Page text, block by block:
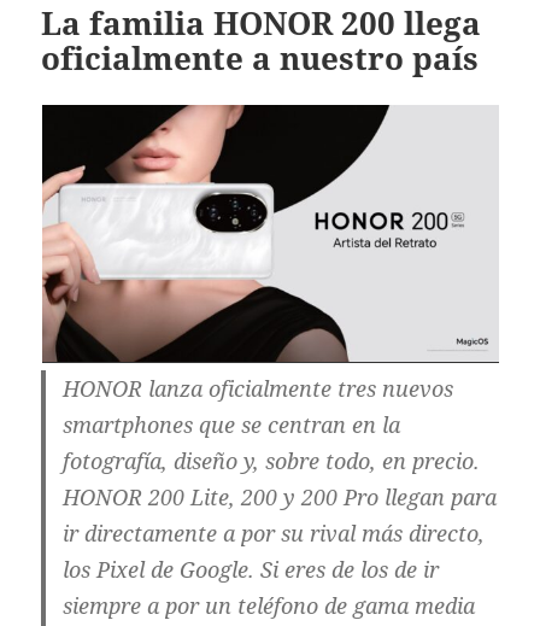
La familia HONOR 200 llega
oficialmente a nuestro país
HONOR lanza oficialmente tres nuevos
smartphones que se centran en la
fotografía, diseño y, sobre todo, en precio.
HONOR 200 Lite, 200 y 200 Pro llegan para
ir directamente a por su rival más directo,
los Pixel de Google. Si eres de los de ir
siempre a por un teléfono de gama media